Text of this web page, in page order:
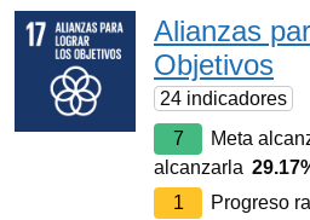
Alianzas
Objetivos
24 indicadores
7
Meta
alcanzarla
1
Progreso